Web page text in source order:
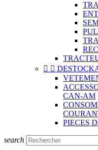
 
CAN-AM
PIECES
search